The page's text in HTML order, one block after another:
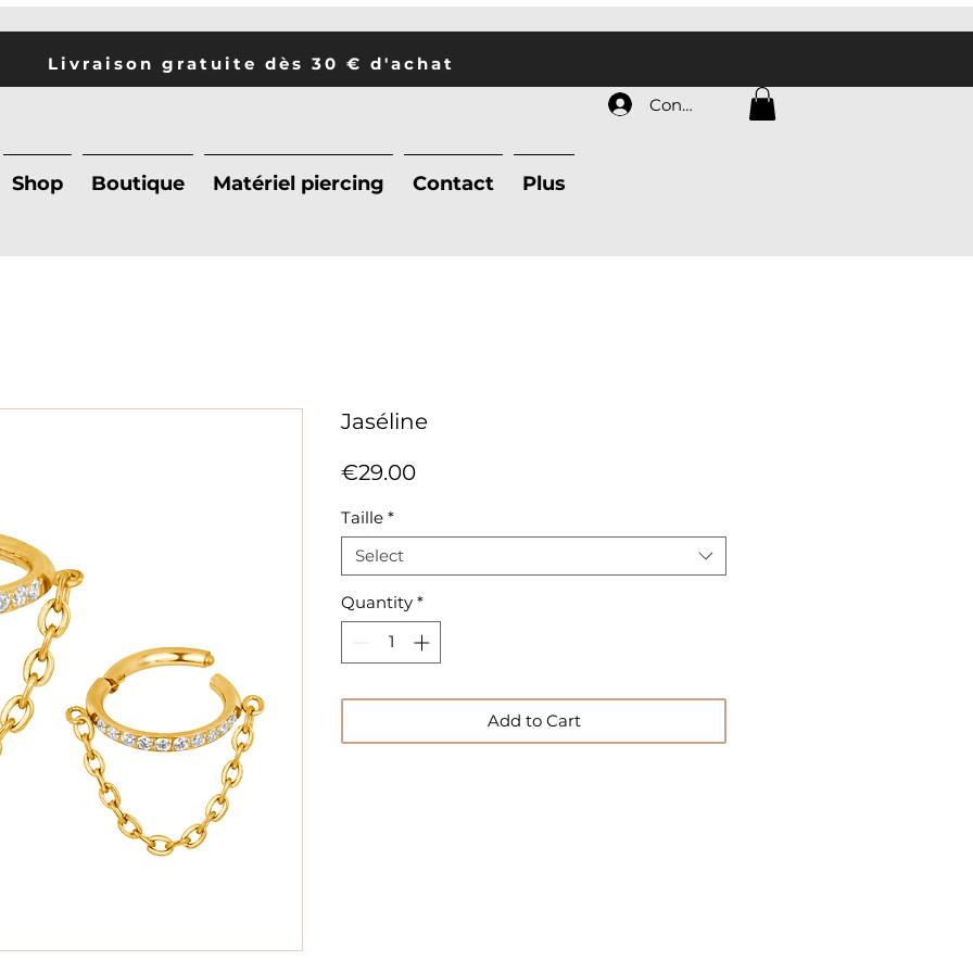
Livraison gratuite dès 30 € d'achat
Connexion
Shop Boutique Matériel piercing Contact Plus
Jaséline
€29.00Price
Taille *
Select
Quantity *
Add to Cart